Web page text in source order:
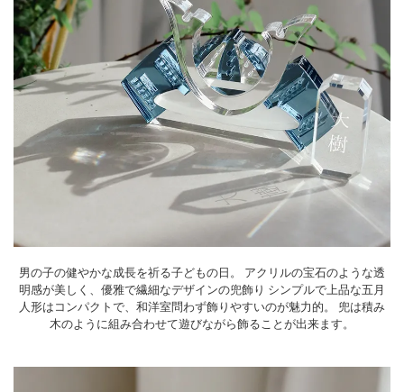
男の子の健やかな成長を祈る子どもの日。
アクリルの宝石のような透
明感が美しく、優雅で繊細なデザインの兜飾り シンプルで上品な五月
人形はコンパクトで、和洋室問わず飾りやすいのが魅力的。
兜は積み
木のように組み合わせて遊びながら飾ることが出来ます。